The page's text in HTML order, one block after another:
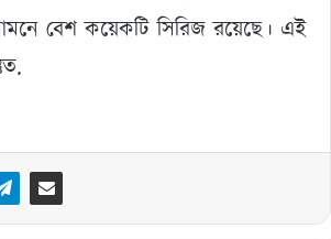
বেশ কয়েকটি সিরিজ রয়েছে। এই